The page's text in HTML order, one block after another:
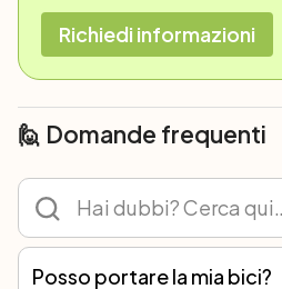
Richiedi informazioni
🙋 Domande frequenti
Posso portare la mia bici?